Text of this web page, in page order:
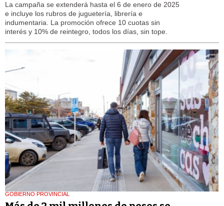
La campaña se extenderá hasta el 6 de enero de 2025
e incluye los rubros de juguetería, librería e
indumentaria. La promoción ofrece 10 cuotas sin
interés y 10% de reintegro, todos los días, sin tope.
GOBIERNO PROVINCIAL